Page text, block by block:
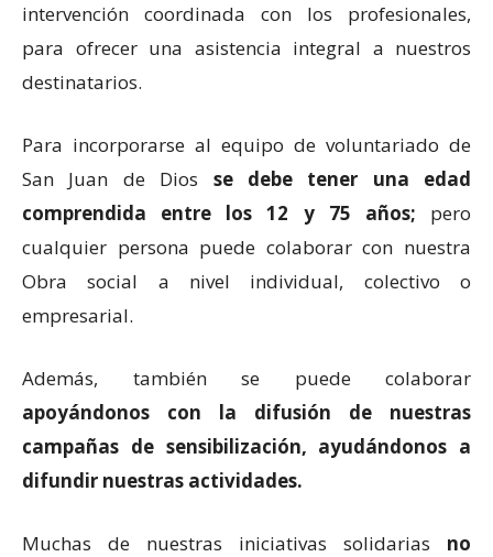
intervención coordinada con los profesionales,
para ofrecer una asistencia integral a nuestros
destinatarios.
Para incorporarse al equipo de voluntariado de
San Juan de Dios se debe tener una edad
comprendida entre los 12 y 75 años; pero
cualquier persona puede colaborar con nuestra
Obra social a nivel individual, colectivo o
empresarial.
Además, también se puede colaborar
apoyándonos con la difusión de nuestras
campañas de sensibilización, ayudándonos a
difundir nuestras actividades.
Muchas de nuestras iniciativas solidarias no